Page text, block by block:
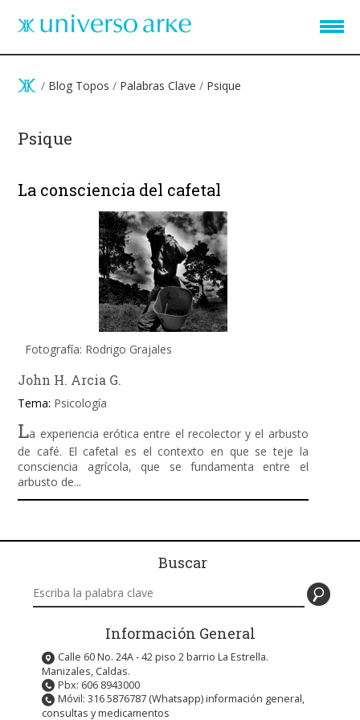
/ Blog Topos / Palabras Clave / Psique
Psique
La consciencia del cafetal
Fotografía: Rodrigo Grajales
John H. Arcia G.
Tema: Psicología
La experiencia erótica entre el recolector y el arbusto
de café. El cafetal es el contexto en que se teje la
consciencia agrícola, que se fundamenta entre el
arbusto de...
Buscar
Buscar en este sitio
Información General
Calle 60 No. 24A - 42 piso 2 barrio La Estrella.
Manizales, Caldas.
Pbx: 606 8943000
Móvil: 316 5876787 (Whatsapp) información general,
consultas y medicamentos